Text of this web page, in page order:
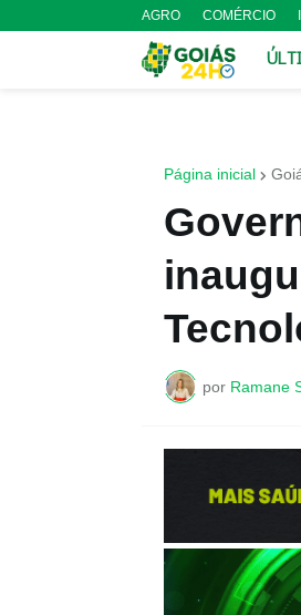
AGRO COMÉRCIO
Página inicial
por Ramane